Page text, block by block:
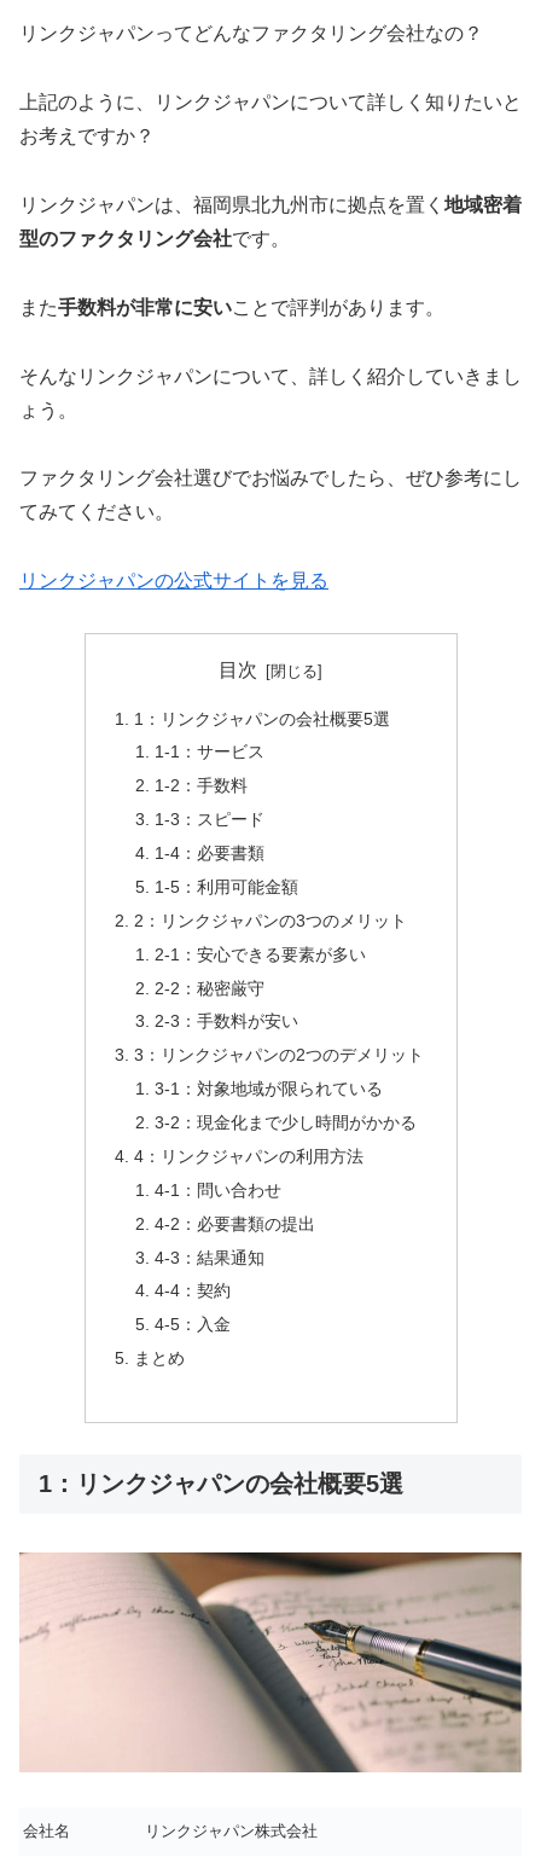
リンクジャパンってどんなファクタリング会社なの？
上記のように、リンクジャパンについて詳しく知りたいと
お考えですか？
リンクジャパンは、福岡県北九州市に拠点を置く 地域密着
型のファクタリング会社です。
また手数料が非常に安いことで評判があります。
そんなリンクジャパンについて、詳しく紹介していきまし
ょう。
ファクタリング会社選びでお悩みでしたら、ぜひ参考にし
てみてください。
リンクジャパンの公式サイトを見る
目次
1：リンクジャパンの会社概要5選
1-1：サービス
1-2：手数料
1-3：スピード
1-4：必要書類
1-5：利用可能金額
2：リンクジャパンの3つのメリット
2-1：安心できる要素が多い
2-2：秘密厳守
2-3：手数料が安い
3：リンクジャパンの2つのデメリット
3-1：対象地域が限られている
3-2：現金化まで少し時間がかかる
4：リンクジャパンの利用方法
4-1：問い合わせ
4-2：必要書類の提出
4-3：結果通知
4-4：契約
4-5：入金
まとめ
1：リンクジャパンの会社概要5選
会社名 リンクジャパン株式会社